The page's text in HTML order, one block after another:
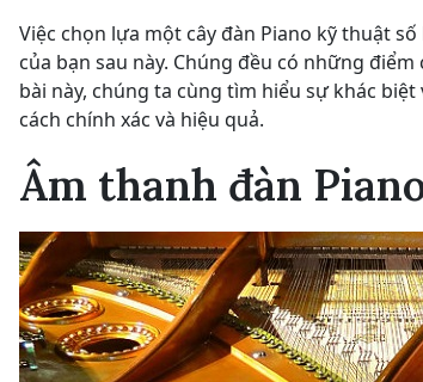
Việc chọn lựa một cây đàn Piano kỹ thuật
của bạn sau này. Chúng đều có những
bài này, chúng ta cùng tìm hiểu sự khác
cách chính xác và hiệu quả.
Âm thanh đàn